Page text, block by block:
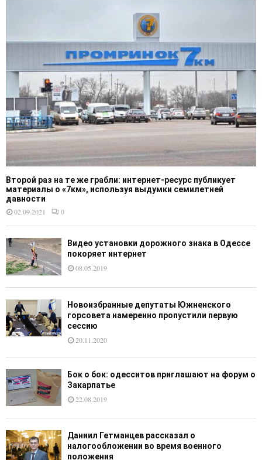
Второй раз на те же грабли: интернет-ресурс публикует
материалы о «7км», используя выдумки семилетней
давности
02.09.2021
0
Видео установки дорожного знака в Одессе
покоряет интернет
08.05.2019
Новоизбранные депутаты Южненского
горсовета намеренно пропустили первую
сессию
20.11.2020
Бок о бок: одесситов приглашают на форум о
Закарпатье
22.08.2019
Даниил Гетманцев рассказал о
налогообложении во время военного
положения